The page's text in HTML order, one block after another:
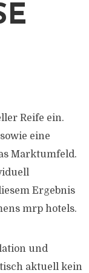
Reife ein.
eine
Marktumfeld.
Ergebnis
mrp hotels.
und
aktuell kein